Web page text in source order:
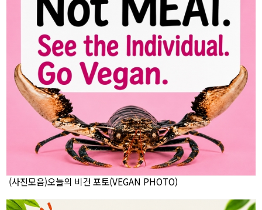
(사진모음)오늘의 비건 포토(VEGAN PHOTO)